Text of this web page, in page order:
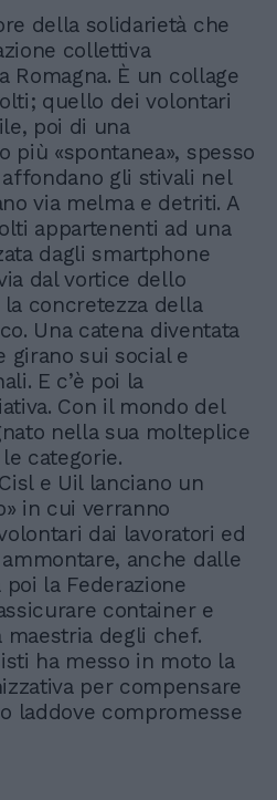
della solidarietà che
collettiva
Romagna. È un collage
quello dei volontari
poi di una
più «spontanea», spesso
gli stivali nel
via melma e detriti. A
appartenenti ad una
dagli smartphone
dal vortice dello
concretezza della
Una catena diventata
girano sui social e
E c’è poi la
Con il mondo del
nella sua molteplice
categorie.
e Uil lanciano un
in cui verranno
dai lavoratori ed
anche dalle
la Federazione
container e
degli chef.
ha messo in moto la
per compensare
laddove compromesse